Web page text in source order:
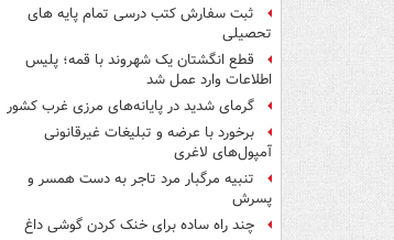
ثبت سفارش کتب درسی تمام پایه های
تحصیلی
قطع انگشتان یک شهروند با قمه؛ پلیس
اطلاعات وارد عمل شد
گرمای شدید در پایانه‌های مرزی غرب کشور
برخورد با عرضه و تبلیغات غیرقانونی
آمپول‌های لاغری
تنبیه مرگبار مرد تاجر به دست همسر و
پسرش
چند راه‌ ساده برای خنک کردن گوشی داغ